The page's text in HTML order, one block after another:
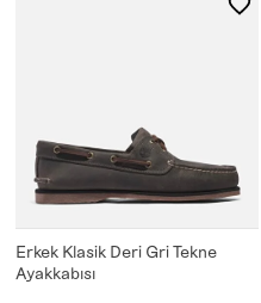
Erkek Klasik Deri Gri Tekne
Ayakkabısı